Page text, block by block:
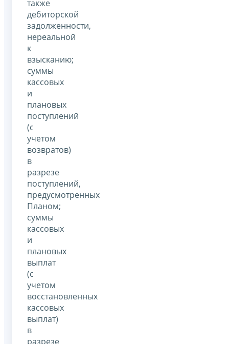
также
дебиторской
задолженности,
нереальной
к
взысканию;
суммы
кассовых
и
плановых
поступлений
(с
учетом
возвратов)
в
разрезе
поступлений,
предусмотренных
Планом;
суммы
кассовых
и
плановых
выплат
(с
учетом
восстановленных
кассовых
выплат)
в
разрезе